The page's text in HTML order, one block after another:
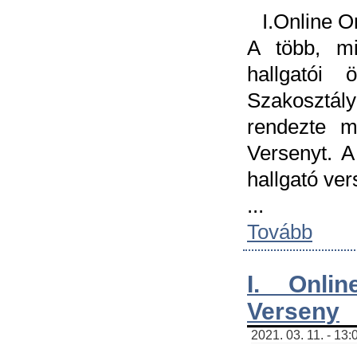
I.Online
A több,
hallgatói
rendezte
Versenyt.
hallgató
...
Tovább
I.
Verseny
2021. 03. 11. -